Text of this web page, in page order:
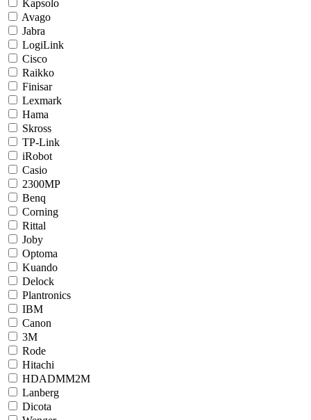
Kapsolo
Avago
Jabra
LogiLink
Cisco
Raikko
Finisar
Lexmark
Hama
Skross
TP-Link
iRobot
Casio
2300MP
Benq
Corning
Rittal
Joby
Optoma
Kuando
Delock
Plantronics
IBM
Canon
3M
Rode
Hitachi
HDADMM2M
Lanberg
Dicota